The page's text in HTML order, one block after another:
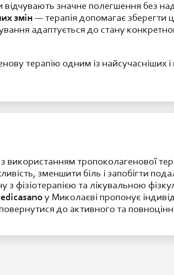
відчувають значне полегшення без
змін — терапія допомагає зберегти
адаптується до стану
терапію одним із найсучасніших і
з використанням тропоколагенової
зменшити біль і запобігти
з фізіотерапією та лікувальною
у Миколаєві пропонує
до активного та